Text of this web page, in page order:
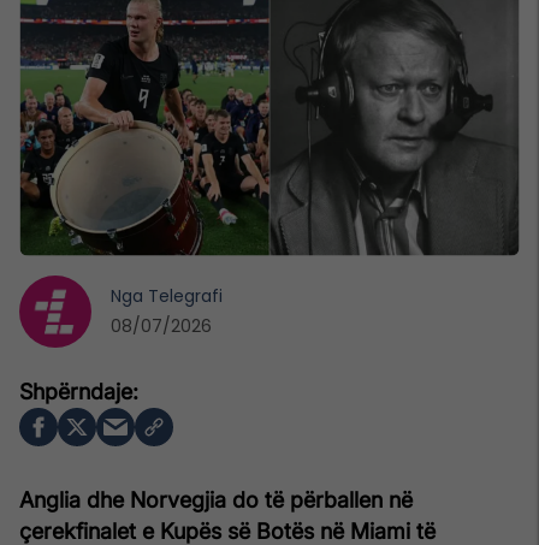
Anglia dhe Norvegjia do të përballen në
çerekfinalet e Kupës së Botës në Miami të
Nga Telegrafi
08/07/2026